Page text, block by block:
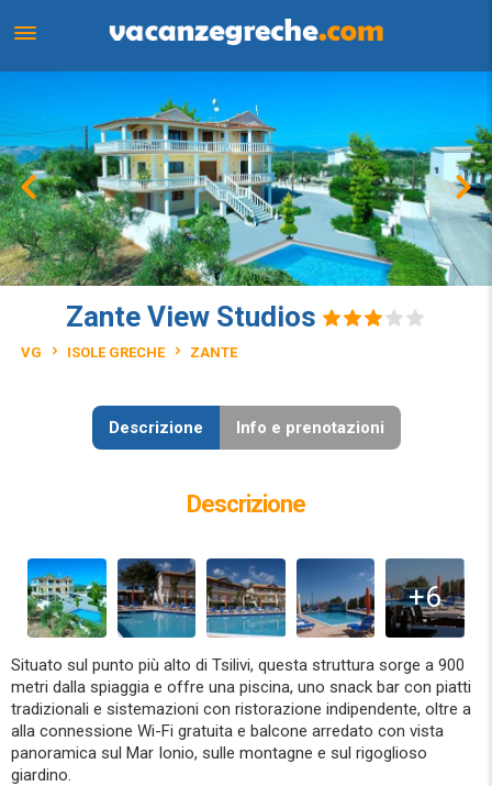
Zante View Studios
VG ISOLE GRECHE ZANTE
Descrizione Info e prenotazioni
Descrizione
+6
Situato sul punto più alto di Tsilivi, questa struttura sorge a 900
metri dalla spiaggia e offre una piscina, uno snack bar con piatti
tradizionali e sistemazioni con ristorazione indipendente, oltre a
alla connessione Wi-Fi gratuita e balcone arredato con vista
panoramica sul Mar Ionio, sulle montagne e sul rigoglioso
giardino.